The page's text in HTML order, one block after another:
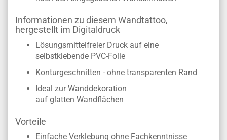
Informationen zu diesem Wandtattoo,
hergestellt im Digitaldruck
Lösungsmittelfreier Druck auf eine
selbstklebende PVC-Folie
Konturgeschnitten - ohne transparenten Rand
Ideal zur Wanddekoration
auf glatten Wandflächen
Vorteile
Einfache Verklebung ohne Fachkenntnisse